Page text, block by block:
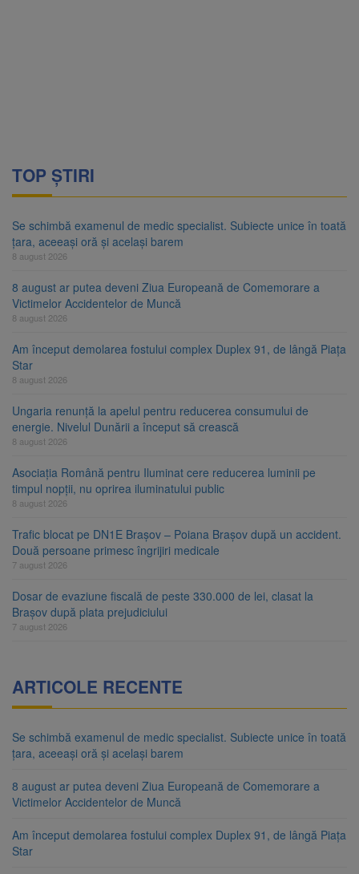
TOP ȘTIRI
Se schimbă examenul de medic specialist. Subiecte unice în toată
țara, aceeași oră și același barem
8 august 2026
8 august ar putea deveni Ziua Europeană de Comemorare a
Victimelor Accidentelor de Muncă
8 august 2026
Am început demolarea fostului complex Duplex 91, de lângă Piața
Star
8 august 2026
Ungaria renunță la apelul pentru reducerea consumului de
energie. Nivelul Dunării a început să crească
8 august 2026
Asociația Română pentru Iluminat cere reducerea luminii pe
timpul nopții, nu oprirea iluminatului public
8 august 2026
Trafic blocat pe DN1E Brașov – Poiana Brașov după un accident.
Două persoane primesc îngrijiri medicale
7 august 2026
Dosar de evaziune fiscală de peste 330.000 de lei, clasat la
Brașov după plata prejudiciului
7 august 2026
ARTICOLE RECENTE
Se schimbă examenul de medic specialist. Subiecte unice în toată
țara, aceeași oră și același barem
8 august ar putea deveni Ziua Europeană de Comemorare a
Victimelor Accidentelor de Muncă
Am început demolarea fostului complex Duplex 91, de lângă Piața
Star